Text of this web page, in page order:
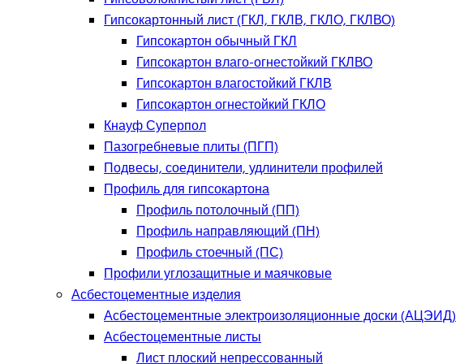
Гипсокартонный лист (ГКЛ, ГКЛВ, ГКЛО, ГКЛВО)
Гипсокартон обычный ГКЛ
Гипсокартон влаго-огнестойкий ГКЛВО
Гипсокартон влагостойкий ГКЛВ
Гипсокартон огнестойкий ГКЛО
Кнауф Суперпол
Пазогребневые плиты (ПГП)
Подвесы, соединители, удлинители профилей
Профиль для гипсокартона
Профиль потолочный (ПП)
Профиль направляющий (ПН)
Профиль стоечный (ПС)
Профили углозащитные и маячковые
Асбестоцементные изделия
Асбестоцементные электроизоляционные доски (АЦЭИД)
Асбестоцементные листы
Лист плоский непрессованный